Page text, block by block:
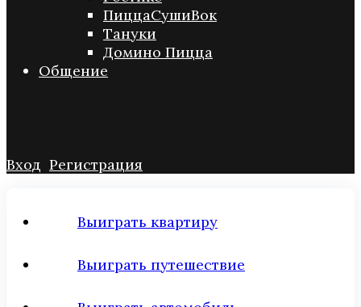
ПиццаСушиВок
Тануки
Домино Пицца
Общение
Вход Регистрация
Выиграть квартиру
Выиграть путешествие